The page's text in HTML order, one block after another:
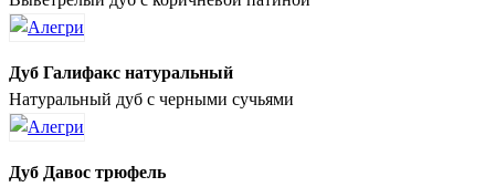
Дуб Галифакс натуральный
Натуральный дуб с черными сучьями
Дуб Давос трюфель